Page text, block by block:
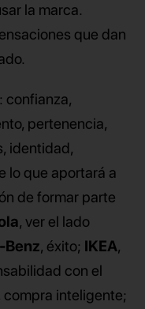
la marca.
que dan
confianza,
pertenencia,
identidad,
lo que aportará a
de formar parte
, ver el lado
Benz, éxito; IKEA,
con el
compra inteligente;